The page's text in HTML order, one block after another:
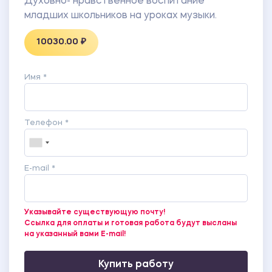
младших школьников на уроках музыки.
10030.00 ₽
Имя *
Телефон *
E-mail *
Указывайте существующую почту!
Ссылка для оплаты и готовая работа будут высланы
на указанный вами E-mail!
Купить работу